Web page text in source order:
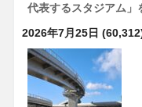
代表するスタジアム」
2026年7月25日